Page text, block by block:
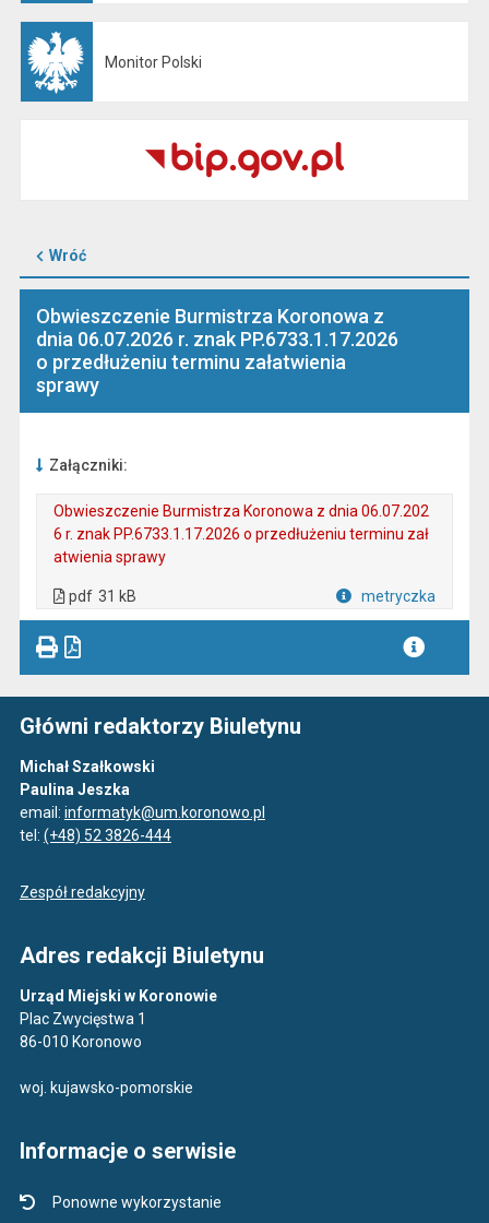
Monitor Polski
Wróć
Obwieszczenie Burmistrza Koronowa z
dnia 06.07.2026 r. znak PP.6733.1.17.2026
o przedłużeniu terminu załatwienia
sprawy
Załączniki:
Obwieszczenie Burmistrza Koronowa z dnia 06.07.202
6 r. znak PP.6733.1.17.2026 o przedłużeniu terminu zał
atwienia sprawy
pdf 31 kB metryczka
Główni redaktorzy Biuletynu
Michał Szałkowski
Paulina Jeszka
email: informatyk@um.koronowo.pl
tel: (+48) 52 3826-444
Zespół redakcyjny
Adres redakcji Biuletynu
Urząd Miejski w Koronowie
Plac Zwycięstwa 1
86-010 Koronowo
woj. kujawsko-pomorskie
Informacje o serwisie
Ponowne wykorzystanie